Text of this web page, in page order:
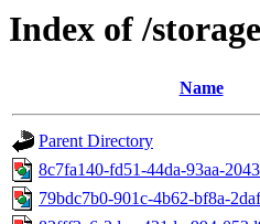
Index of /
Name
Parent Directory
8c7fa140-fd51-44da-93aa-
79bdc7b0-901c-4b62-bf8a-